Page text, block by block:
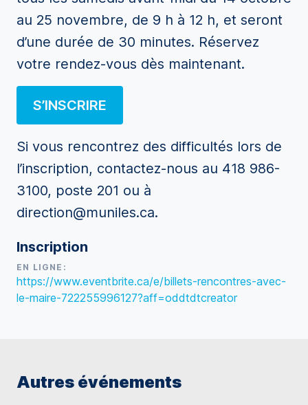
au 25 novembre, de 9 h à 12 h, et seront
d’une durée de 30 minutes. Réservez
votre rendez-vous dès maintenant.
S’INSCRIRE
Si vous rencontrez des difficultés lors de
l’inscription, contactez-nous au 418 986-
3100, poste 201 ou à
direction@muniles.ca.
Inscription
EN LIGNE:
https://www.eventbrite.ca/e/billets-rencontres-avec-
le-maire-722255996127?aff=oddtdtcreator
Autres événements